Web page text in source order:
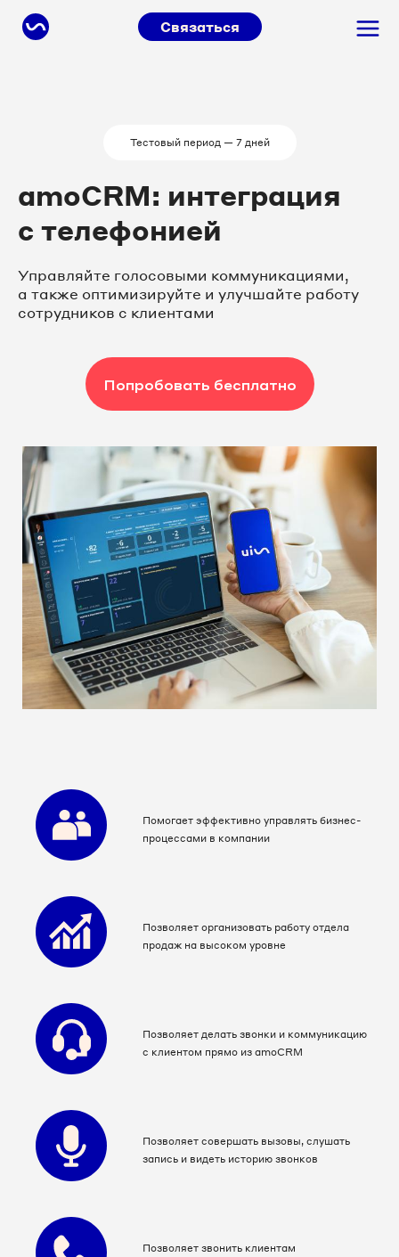
Связаться
Тестовый период — 7 дней
amoCRM: интеграция
с телефонией
Управляйте голосовыми коммуникациями,
а также оптимизируйте и улучшайте работу
сотрудников с клиентами
Попробовать бесплатно
Помогает эффективно управлять бизнес-
процессами в компании
Позволяет организовать работу отдела
продаж на высоком уровне
Позволяет делать звонки и коммуникацию
с клиентом прямо из amoCRM
Позволяет совершать вызовы, слушать
запись и видеть историю звонков
Позволяет звонить клиентам